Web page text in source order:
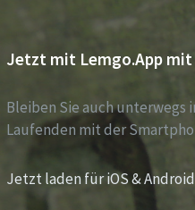
Jetzt mit Lemgo.App
Bleiben Sie auch unterwegs
Laufenden mit der
Jetzt laden für iOS & Android